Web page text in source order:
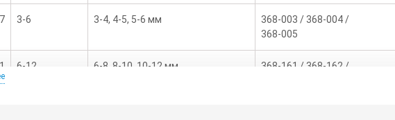
3-6 3-4, 4-5, 5-6 мм
368-003 / 368-004 /
368-005
6-12 6-8, 8-10, 10-12 мм
368-161 / 368-162 /